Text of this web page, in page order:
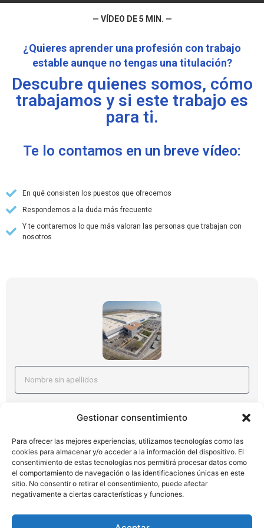
Gestionar consentimiento
Para ofrecer las mejores experiencias, utilizamos tecnologías como las
cookies para almacenar y/o acceder a la información del dispositivo. El
consentimiento de estas tecnologías nos permitirá procesar datos como
el comportamiento de navegación o las identificaciones únicas en este
sitio. No consentir o retirar el consentimiento, puede afectar
negativamente a ciertas características y funciones.
— VÍDEO DE 5 MIN. —
¿Quieres aprender una profesión con trabajo
estable aunque no tengas una titulación?
Descubre quienes somos, cómo
trabajamos y si este trabajo es
para ti.
Te lo contamos en un breve vídeo:
En qué consisten los puestos que ofrecemos
Respondemos a la duda más frecuente
Y te contaremos lo que más valoran las personas que trabajan con
nosotros
He leído y acepto la política de privacidad
VER VÍDEO AHORA
Fontestad Citrus